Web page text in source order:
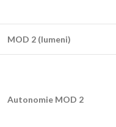
MOD 2 (lumeni)
Autonomie MOD 2